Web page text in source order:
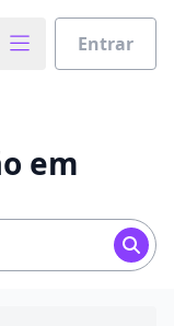
Entrar
em